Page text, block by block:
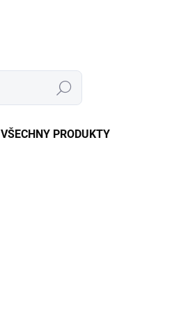
Hledat
VŠECHNY PRODUKTY